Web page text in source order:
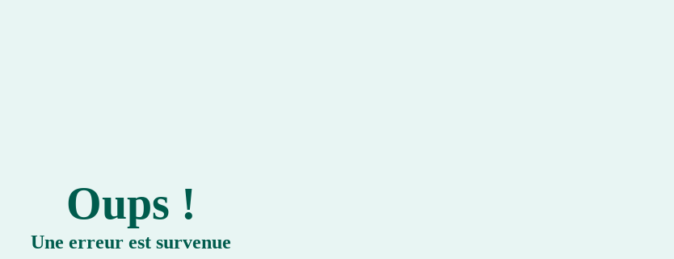
Oups !
Une erreur est survenue